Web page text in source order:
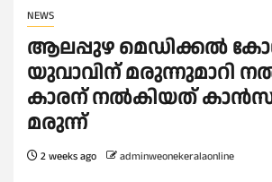
NEWS
ആലപ്പുഴ മെഡിക്കൽ
യുവാവിന് മരുന്നുമാറി
കാരന് നൽകിയത്
മരുന്ന്
2 weeks ago adminweonekeralaonline